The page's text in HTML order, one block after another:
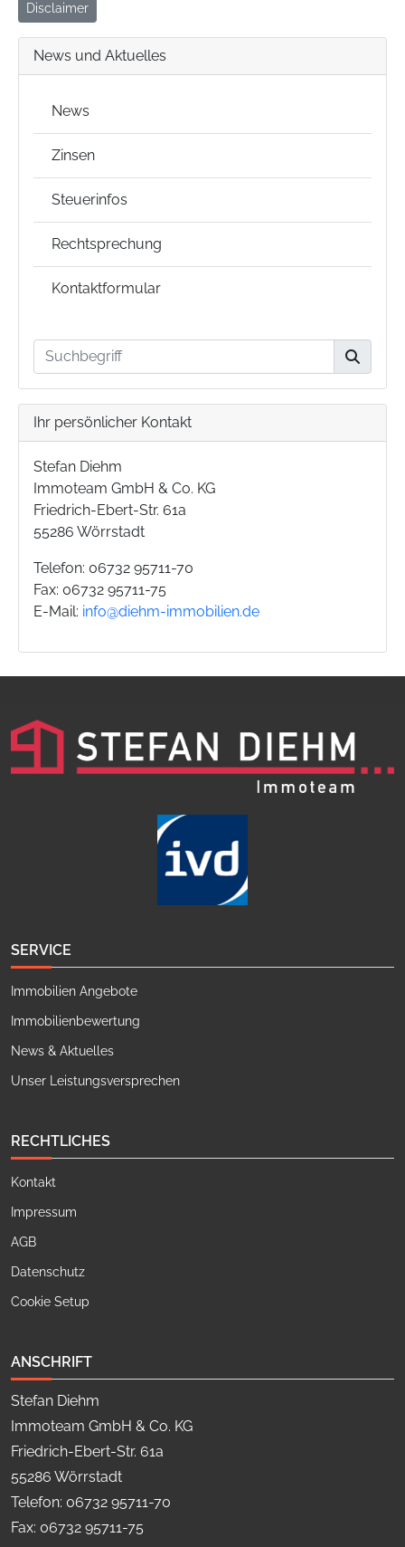
Disclaimer
News und Aktuelles
News
Zinsen
Steuerinfos
Rechtsprechung
Kontaktformular
Ihr persönlicher Kontakt
Stefan Diehm
Immoteam GmbH & Co. KG
Friedrich-Ebert-Str. 61a
55286 Wörrstadt
Telefon: 06732 95711-70
Fax: 06732 95711-75
E-Mail: info@diehm-immobilien.de
SERVICE
Immobilien Angebote
Immobilienbewertung
News & Aktuelles
Unser Leistungsversprechen
RECHTLICHES
Kontakt
Impressum
AGB
Datenschutz
Cookie Setup
ANSCHRIFT
Stefan Diehm
Immoteam GmbH & Co. KG
Friedrich-Ebert-Str. 61a
55286 Wörrstadt
Telefon: 06732 95711-70
Fax: 06732 95711-75